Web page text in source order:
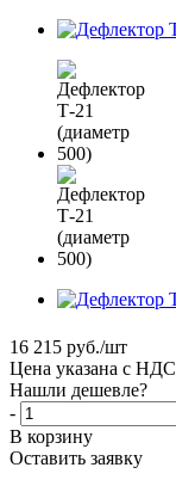
16 215 руб./шт
Цена указана с НДС
Нашли дешевле?
-
В корзину
Оставить заявку